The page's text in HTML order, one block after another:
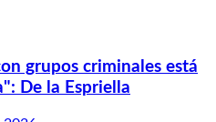
grupos criminales está
De la Espriella